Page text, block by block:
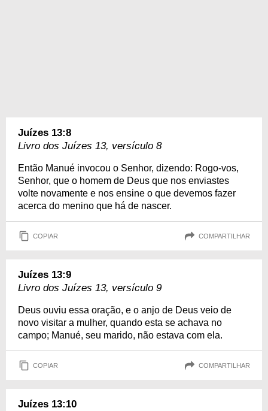
Juízes 13:8
Livro dos Juízes 13, versículo 8
Então Manué invocou o Senhor, dizendo: Rogo-vos,
Senhor, que o homem de Deus que nos enviastes
volte novamente e nos ensine o que devemos fazer
acerca do menino que há de nascer.
COPIAR COMPARTILHAR
Juízes 13:9
Livro dos Juízes 13, versículo 9
Deus ouviu essa oração, e o anjo de Deus veio de
novo visitar a mulher, quando esta se achava no
campo; Manué, seu marido, não estava com ela.
COPIAR COMPARTILHAR
Juízes 13:10